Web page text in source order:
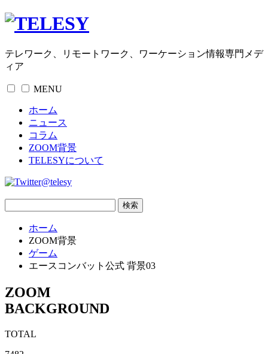
テレワーク、リモートワーク、ワーケーション情報専門メデ
ィア
MENU
ホーム
ニュース
コラム
ZOOM背景
TELESYについて
@telesy
ホーム
ZOOM背景
ゲーム
エースコンバット公式 背景03
ZOOM
BACKGROUND
TOTAL